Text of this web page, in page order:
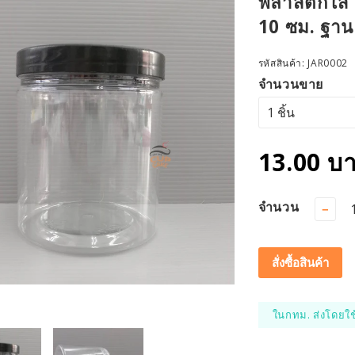
10 ซม. ฐา
รหัสสินค้า: JAR0002
จำนวนขาย
13.00 บ
จำนวน −
สั่งซื้อสินค้า
ในกทม. ส่งโดย